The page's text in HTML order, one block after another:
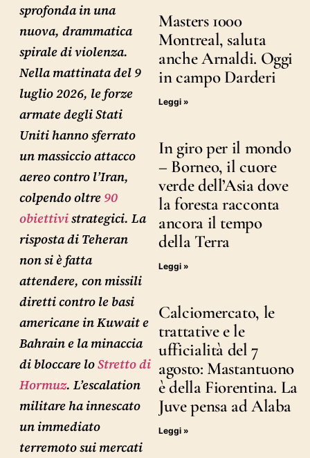
sprofonda in una
nuova, drammatica
spirale di violenza.
Nella mattinata del 9
luglio 2026, le forze
armate degli Stati
Uniti hanno sferrato
un massiccio attacco
aereo contro l’Iran,
colpendo oltre 90
obiettivistrategici. La
risposta di Teheran
non si è fatta
attendere, con missili
diretti contro le basi
americane in Kuwait e
Bahrain e la minaccia
di bloccare loStretto di
Hormuz. L’escalation
militare ha innescato
un immediato
terremoto sui mercati
Masters 1000
Montreal, saluta
anche Arnaldi. Oggi
in campo Darderi
Leggi »
In giro per il mondo
– Borneo, il cuore
verde dell’Asia dove
la foresta racconta
ancora il tempo
della Terra
Leggi »
Calciomercato, le
trattative e le
ufficialità del 7
agosto: Mastantuono
è della Fiorentina. La
Juve pensa ad Alaba
Leggi »